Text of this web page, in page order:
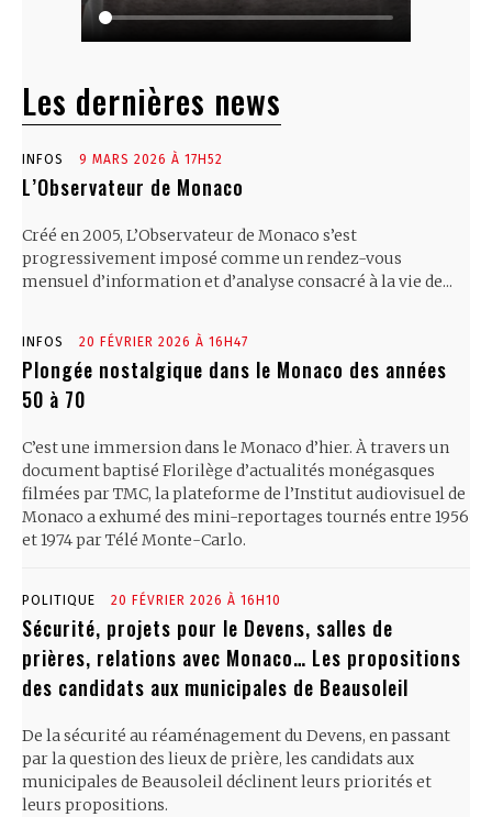
Les dernières news
INFOS 9 MARS 2026 À 17H52
L’Observateur de Monaco
Créé en 2005, L’Observateur de Monaco s’est
progressivement imposé comme un rendez-vous
mensuel d’information et d’analyse consacré à la vie de...
INFOS 20 FÉVRIER 2026 À 16H47
Plongée nostalgique dans le Monaco des années
50 à 70
C’est une immersion dans le Monaco d’hier. À travers un
document baptisé Florilège d’actualités monégasques
filmées par TMC, la plateforme de l’Institut audiovisuel de
Monaco a exhumé des mini-reportages tournés entre 1956
et 1974 par Télé Monte-Carlo.
POLITIQUE 20 FÉVRIER 2026 À 16H10
Sécurité, projets pour le Devens, salles de
prières, relations avec Monaco… Les propositions
des candidats aux municipales de Beausoleil
De la sécurité au réaménagement du Devens, en passant
par la question des lieux de prière, les candidats aux
municipales de Beausoleil déclinent leurs priorités et
leurs propositions.